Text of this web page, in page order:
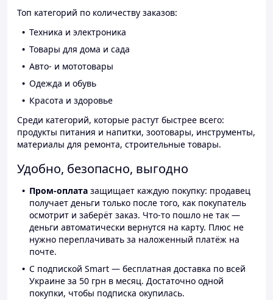
Топ категорий по количеству заказов:
Техника и электроника
Товары для дома и сада
Авто- и мототовары
Одежда и обувь
Красота и здоровье
Среди категорий, которые растут быстрее всего:
продукты питания и напитки, зоотовары, инструменты,
материалы для ремонта, строительные товары.
Удобно, безопасно, выгодно
Пром-оплата защищает каждую покупку: продавец
получает деньги только после того, как покупатель
осмотрит и заберёт заказ. Что-то пошло не так —
деньги автоматически вернутся на карту. Плюс не
нужно переплачивать за наложенный платёж на
почте.
С подпиской Smart — бесплатная доставка по всей
Украине за 50 грн в месяц. Достаточно одной
покупки, чтобы подписка окупилась.